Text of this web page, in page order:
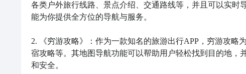
各类户外旅行线路、景点介绍、交通路线等，并且可以实
能为你提供全方位的导航与服务。
2. 《穷游攻略》：作为一款知名的旅游出行APP，穷游攻
宿攻略等。其地图导航功能可以帮助用户轻松找到目的地
和安全。